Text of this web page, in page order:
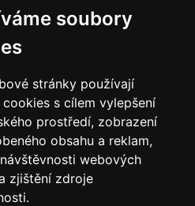
soubory
stránky používají
s cílem vylepšení
prostředí, zobrazení
obsahu a reklam,
webových
zjištění zdroje